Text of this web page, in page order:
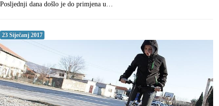
Posljednji dana došlo je do primjena u…
23 Siječanj 2017